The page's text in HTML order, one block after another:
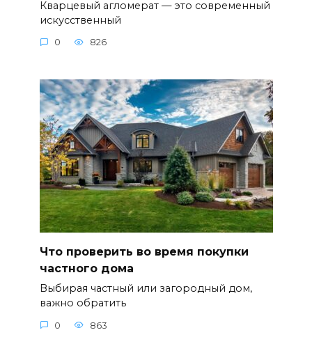
Кварцевый агломерат — это современный
искусственный
0 826
Что проверить во время покупки
частного дома
Выбирая частный или загородный дом,
важно обратить
0 863